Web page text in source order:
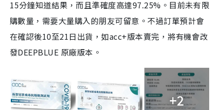
15分鐘知道結果，而且準確度高達97.25%。目前未有限
購數量，需要大量購入的朋友可留意。不過訂單預計會
在確認後10至21日出貨，如acc+版本賣完，將有機會改
發DEEPBLUE 原廠版本。
+2